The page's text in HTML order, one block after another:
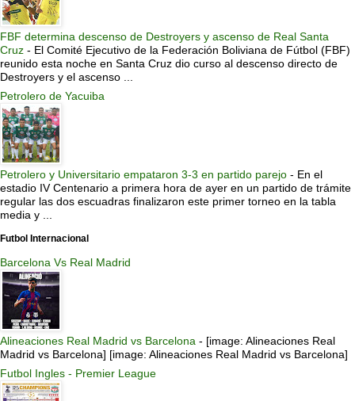
FBF determina descenso de Destroyers y ascenso de Real Santa
Cruz - El Comité Ejecutivo de la Federación Boliviana de Fútbol (FBF)
reunido esta noche en Santa Cruz dio curso al descenso directo de
Destroyers y el ascenso ...
Petrolero de Yacuiba
Petrolero y Universitario empataron 3-3 en partido parejo - En el
estadio IV Centenario a primera hora de ayer en un partido de trámite
regular las dos escuadras finalizaron este primer torneo en la tabla
media y ...
Futbol Internacional
Barcelona Vs Real Madrid
Alineaciones Real Madrid vs Barcelona - [image: Alineaciones Real
Madrid vs Barcelona] [image: Alineaciones Real Madrid vs Barcelona]
Futbol Ingles - Premier League